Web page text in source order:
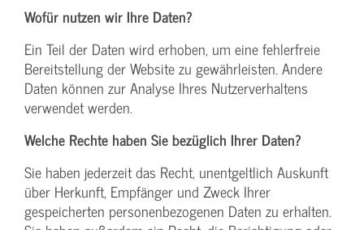
Wofür nutzen wir Ihre Daten?
Ein Teil der Daten wird erhoben, um eine fehlerfreie
Bereitstellung der Website zu gewährleisten. Andere
Daten können zur Analyse Ihres Nutzerverhaltens
verwendet werden.
Welche Rechte haben Sie bezüglich Ihrer Daten?
Sie haben jederzeit das Recht, unentgeltlich Auskunft
über Herkunft, Empfänger und Zweck Ihrer
gespeicherten personenbezogenen Daten zu erhalten.